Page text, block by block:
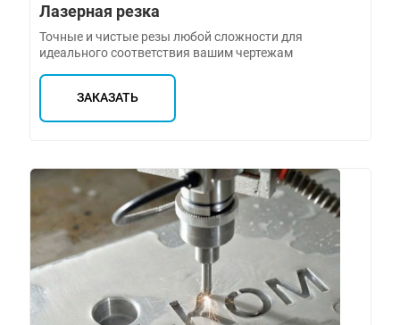
Лазерная резка
Точные и чистые резы любой сложности для
идеального соответствия вашим чертежам
ЗАКАЗАТЬ